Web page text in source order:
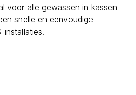
voor alle gewassen in kassen
snelle en eenvoudige
installaties.